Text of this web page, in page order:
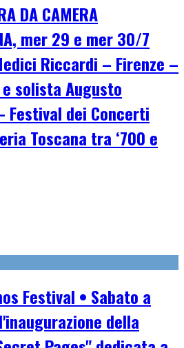
DA CAMERA
mer 29 e mer 30/7
Riccardi – Firenze –
solista Augusto
Festival dei Concerti
Toscana tra ‘700 e
Festival • Sabato a
della